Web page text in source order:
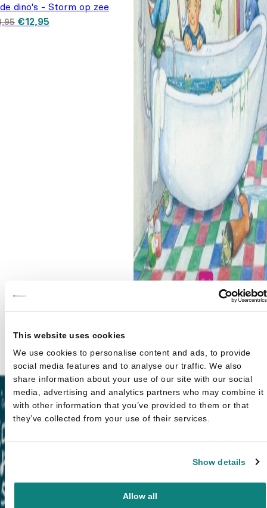
This website uses cookies
We use cookies to personalise content and ads, to provide
social media features and to analyse our traffic. We also
share information about your use of our site with our social
media, advertising and analytics partners who may combine it
with other information that you’ve provided to them or that
they’ve collected from your use of their services.
Show details
Allow all
dino's - Storm op zee
Oorspronkelijke prijs
was: €18,95.
€12,95
€12,95.
Prentenboek voor
braveriken €21,95 prijs was:
€21,95.
€ 14,95